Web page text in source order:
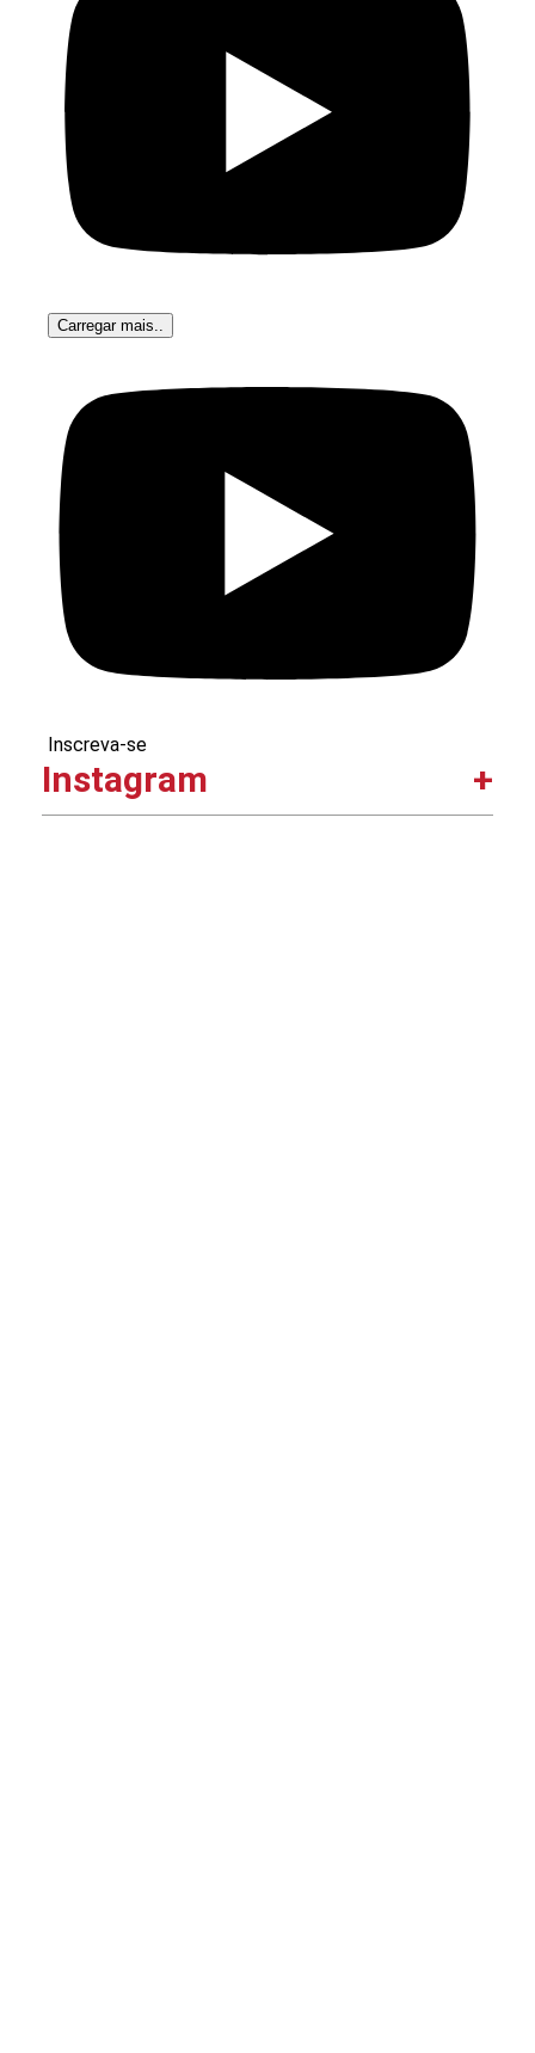
Carregar mais..
Inscreva-se
Instagram